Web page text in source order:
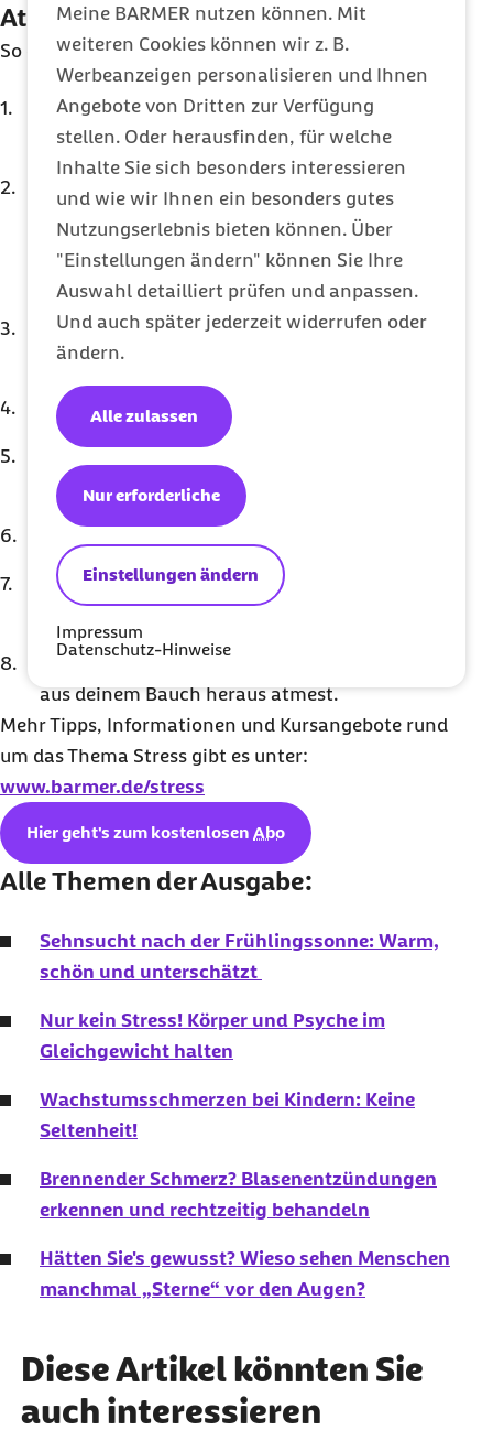
Meine BARMER nutzen können. Mit
weiteren Cookies können wir z. B.
Werbeanzeigen personalisieren und Ihnen
Angebote von Dritten zur Verfügung
stellen. Oder herausfinden, für welche
Inhalte Sie sich besonders interessieren
und wie wir Ihnen ein besonders gutes
Nutzungserlebnis bieten können. Über
"Einstellungen ändern" können Sie Ihre
Auswahl detailliert prüfen und anpassen.
Und auch später jederzeit widerrufen oder
ändern.
Einstellungen ändern
Nur erforderliche
Alle zulassen
Impressum
Datenschutz-Hinweise
Atemübungen
So gelingen Atemübungen:
Stelle die Uhr auf die gewünschte
Meditationszeit ein.
Begib dich in eine entspannte Position, egal
ob stehend oder liegend. Achte hierbei auf
einen geraden Rücken, sodass du tiefe und
gleichmäßige Atemzüge machen kannst.
Schließe nach Belieben deine Augen und
beginne mit der Atemübung zur Entspannung.
Atme vollständig ein und zähle dabei bis vier.
erneut bis vier.
Halte anschließend die Luft an und zähle
aus deinem Bauch heraus atmest.
Mehr Tipps, Informationen und Kursangebote rund
um das Thema Stress gibt es unter:
www.barmer.de/stress
Hier geht's zum kostenlosen Abo
Alle Themen der Ausgabe:
Sehnsucht nach der Frühlingssonne: Warm,
schön und unterschätzt
Nur kein Stress! Körper und Psyche im
Gleichgewicht halten
Wachstumsschmerzen bei Kindern: Keine
Seltenheit!
Brennender Schmerz? Blasenentzündungen
erkennen und rechtzeitig behandeln
Hätten Sie's gewusst? Wieso sehen Menschen
manchmal „Sterne“ vor den Augen?
Diese Artikel könnten Sie
auch interessieren